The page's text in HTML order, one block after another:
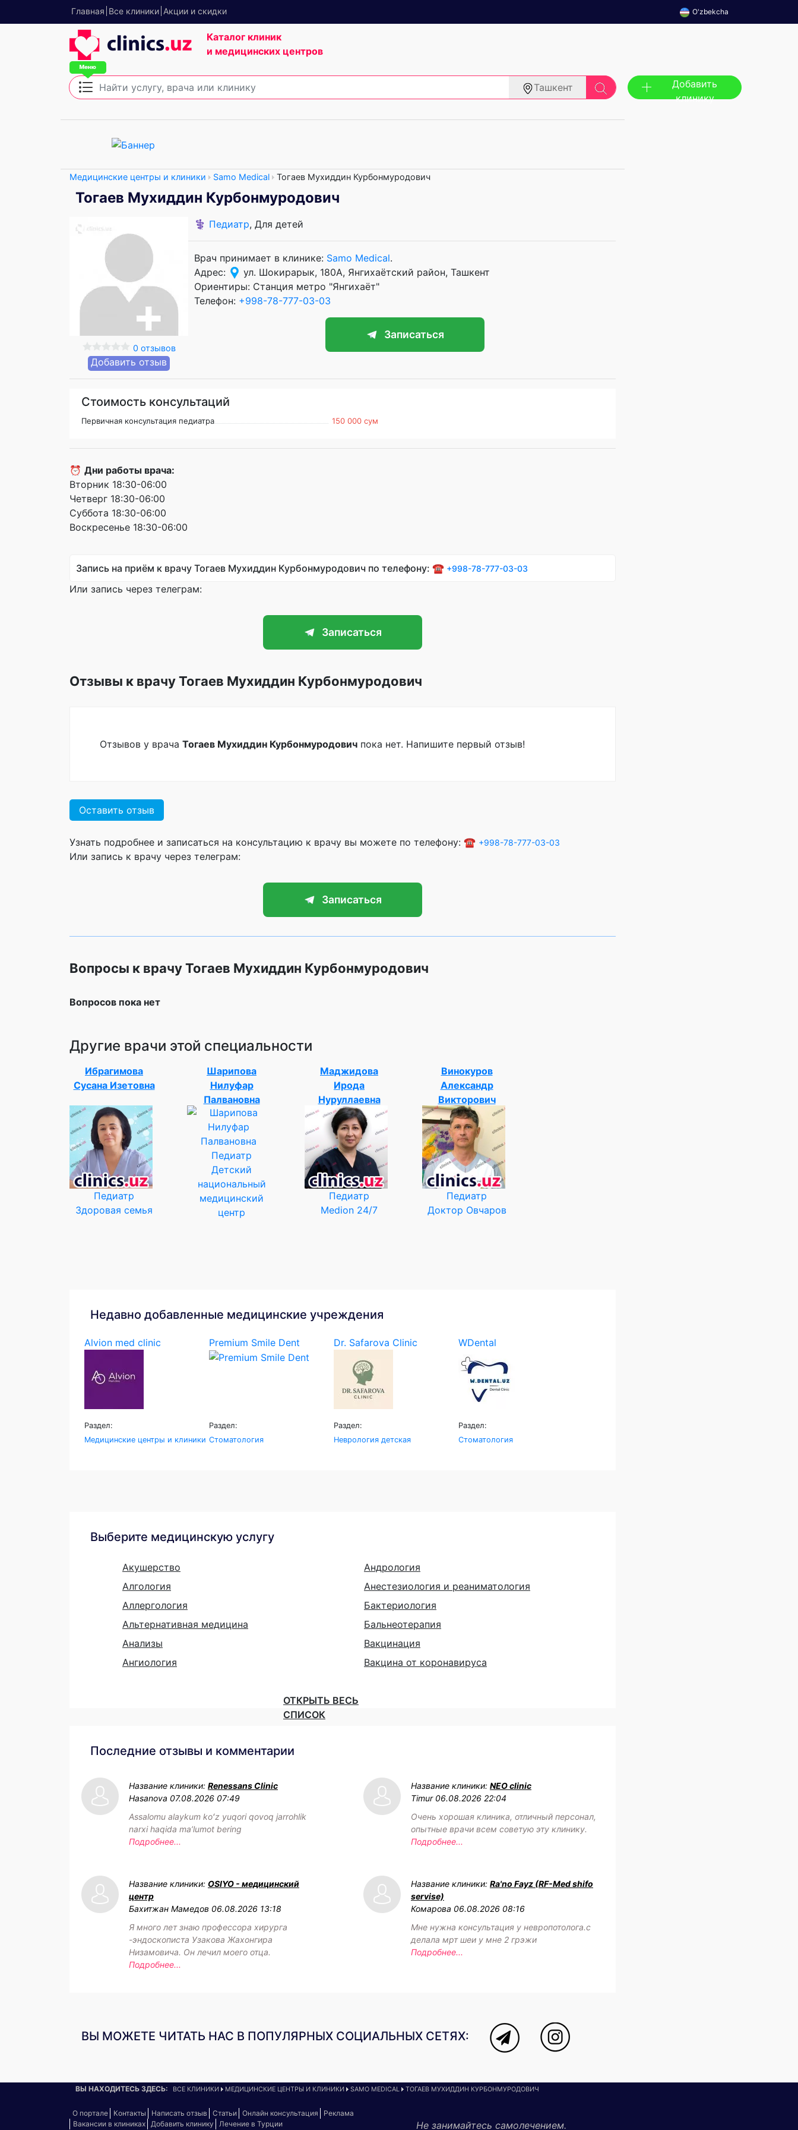
Главная Все клиники Акции и скидки O'zbekcha
Каталог клиник
и медицинских центров
Ташкент
Добавить
клинику
Медицинские центры и клиники Samo Medical Тогаев Мухиддин Курбонмуродович
Тогаев Мухиддин Курбонмуродович
0 отзывов
Добавить отзыв
⚕️ Педиатр, Для детей
Врач принимает в клинике: Samo Medical.
Адрес:
ул. Шокирарык, 180А, Янгихаётский район, Ташкент
Ориентиры: Станция метро "Янгихаёт"
Телефон: +998-78-777-03-03
Записаться
Стоимость консультаций
Первичная консультация педиатра 150 000 сум
⏰ Дни работы врача:
Вторник 18:30-06:00
Четверг 18:30-06:00
Суббота 18:30-06:00
Воскресенье 18:30-06:00
Запись на приём к врачу Тогаев Мухиддин Курбонмуродович по телефону: ☎️ +998-78-777-03-03
Или запись через телеграм:
Записаться
Отзывы к врачу Тогаев Мухиддин Курбонмуродович
Отзывов у врача Тогаев Мухиддин Курбонмуродович пока нет. Напишите первый отзыв!
Оставить отзыв
Узнать подробнее и записаться на консультацию к врачу вы можете по телефону: ☎️ +998-78-777-03-03
Или запись к врачу через телеграм:
Записаться
Вопросы к врачу Тогаев Мухиддин Курбонмуродович
Вопросов пока нет
Другие врачи этой специальности
Ибрагимова
Сусана Изетовна
Педиатр
Здоровая семья
Шарипова
Нилуфар
Палвановна
Педиатр
Детский
национальный
медицинский
центр
Маджидова
Ирода
Нуруллаевна
Педиатр
Medion 24/7
Винокуров
Александр
Викторович
Педиатр
Доктор Овчаров
Недавно добавленные медицинские учреждения
Alvion med clinic
Раздел:
Медицинские центры и клиники
Premium Smile Dent
Раздел:
Стоматология
Dr. Safarova Clinic
Раздел:
Неврология детская
WDental
Раздел:
Стоматология
Выберите медицинскую услугу
Акушерство
Алгология
Аллергология
Альтернативная медицина
Анализы
Ангиология
Андрология
Анестезиология и реаниматология
Бактериология
Бальнеотерапия
Вакцинация
Вакцина от коронавируса
ОТКРЫТЬ ВЕСЬ
СПИСОК
Последние отзывы и комментарии
Название клиники: Renessans Clinic
Hasanova 07.08.2026 07:49
Assalomu alaykum koʻz yuqori qovoq jarrohlik
narxi haqida maʼlumot bering
Подробнее...
Название клиники: NEO clinic
Timur 06.08.2026 22:04
Очень хорошая клиника, отличный персонал,
опытные врачи всем советую эту клинику.
Подробнее...
Название клиники: OSIYO - медицинский
центр
Бахитжан Мамедов 06.08.2026 13:18
Я много лет знаю профессора хирурга
-эндоскописта Узакова Жахонгира
Низамовича. Он лечил моего отца.
Подробнее...
Название клиники: Ra'no Fayz (RF-Med shifo
servise)
Комарова 06.08.2026 08:16
Мне нужна консультация у невропотолога.с
делала мрт шеи у мне 2 грэжи
Подробнее...
ВЫ МОЖЕТЕ ЧИТАТЬ НАС В ПОПУЛЯРНЫХ СОЦИАЛЬНЫХ СЕТЯХ:
ВЫ НАХОДИТЕСЬ ЗДЕСЬ: ВСЕ КЛИНИКИ МЕДИЦИНСКИЕ ЦЕНТРЫ И КЛИНИКИ SAMO MEDICAL ТОГАЕВ МУХИДДИН КУРБОНМУРОДОВИЧ
О портале Контакты Написать отзыв Статьи Онлайн консультация
Реклама
Вакансии в клиниках
Добавить клинику Лечение в Турции Не занимайтесь самолечением.